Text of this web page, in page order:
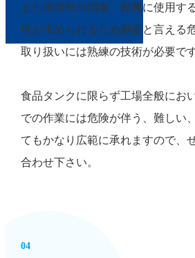
また清掃時の消毒・殺菌に使用す
性が求められるため劇薬と言える
取り扱いには熟練の技術が必要です
食品タンクに限らず工場全般にお
での作業には危険が伴う、難しい
てもかなり広範に承れますので、
合わせ下さい。
04